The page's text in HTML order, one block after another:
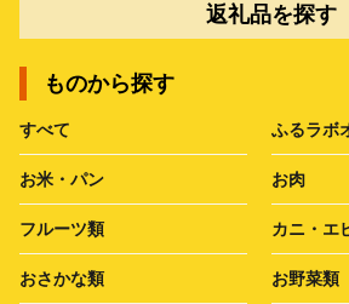
返礼品を探す
ものから探す
すべて ふるラボ
お米・パン お肉
フルーツ類 カニ・エ
おさかな類 お野菜類